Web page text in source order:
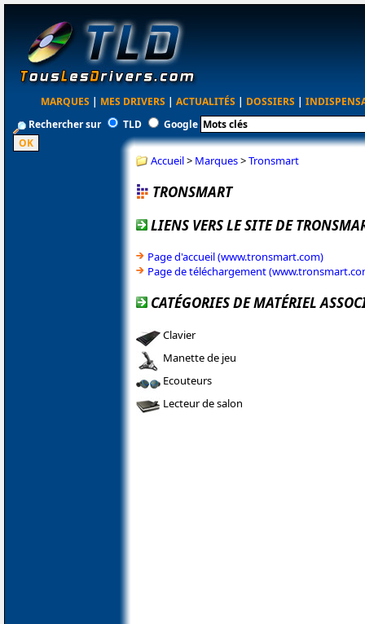
MARQUES | MES DRIVERS | ACTUALITÉS | DOSSIERS |
Rechercher sur
TLD Google
Accueil> Marques>Tronsmart
TRONSMART
LIENS VERS LE SITE DE
Page d'accueil (www.tronsmart.com)
Page de téléchargement
CATÉGORIES DE MATÉRIEL
Clavier
Manette de jeu
Ecouteurs
Lecteur de salon